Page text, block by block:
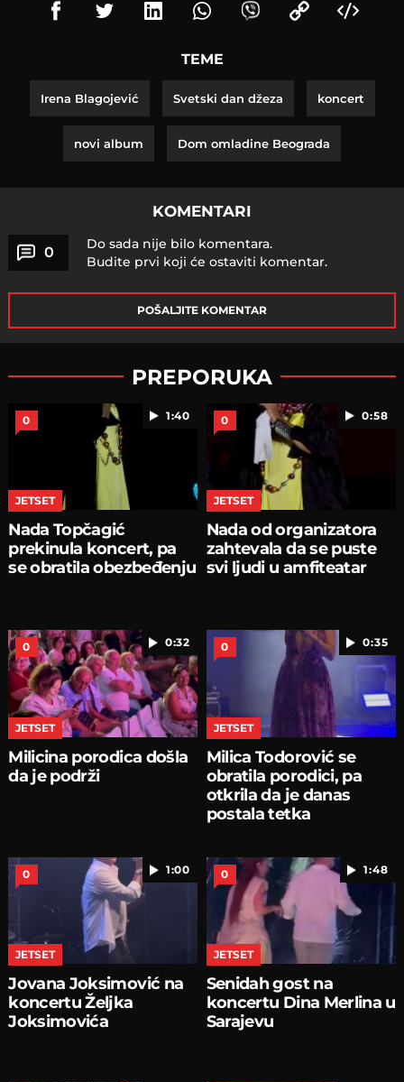
TEME
Irena Blagojević Svetski dan džeza koncert
novi album Dom omladine Beograda
KOMENTARI
0
Do sada nije bilo komentara.
Budite prvi koji će ostaviti komentar.
POŠALJITE KOMENTAR
PREPORUKA
1:40
0
JETSET
Nada Topčagić
prekinula koncert, pa
se obratila obezbeđenju
0:58
0
JETSET
Nada od organizatora
zahtevala da se puste
svi ljudi u amfiteatar
0:32
0
JETSET
Milicina porodica došla
da je podrži
0:35
0
JETSET
Milica Todorović se
obratila porodici, pa
otkrila da je danas
postala tetka
1:00
0
JETSET
Jovana Joksimović na
koncertu Željka
Joksimovića
1:48
0
JETSET
Senidah gost na
koncertu Dina Merlina u
Sarajevu